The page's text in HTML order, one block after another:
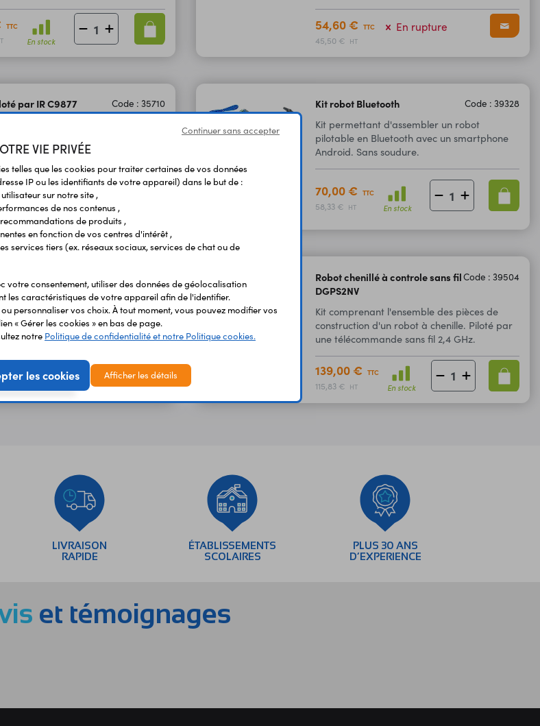
TTC
En stock
54,60 € TTC
45,50 € HT
En rupture
par IR C9877 Code : 35710
Uno se pilotant via une
IR.
TTC
En stock
Kit robot Bluetooth Code : 39328
Kit permettant d'assembler un robot
pilotable en Bluetooth avec un smartphone
Android. Sans soudure.
70,00 € TTC
58,33 € HT En stock
Contest.
€ TTC
En stock
NEW
Robot chenillé à controle sans fil
DGPS2NV
Code : 39504
Kit comprenant l'ensemble des pièces de
construction d'un robot à chenille. Piloté par
une télécommande sans fil 2,4 GHz.
139,00 € TTC
115,83 € HT En stock
LIVRAISON
RAPIDE
ÉTABLISSEMENTS
SCOLAIRES
PLUS 30 ANS
D’EXPERIENCE
et témoignages
Continuer sans accepter
VIE PRIVÉE
telles que les cookies pour traiter certaines de vos données
IP ou les identifiants de votre appareil) dans le but de :
sur notre site ,
de nos contenus ,
de produits ,
en fonction de vos centres d'intérêt ,
services tiers (ex. réseaux sociaux, services de chat ou de
votre consentement, utiliser des données de géolocalisation
les caractéristiques de votre appareil afin de l'identifier.
personnaliser vos choix. À tout moment, vous pouvez modifier vos
« Gérer les cookies » en bas de page.
notre Politique de confidentialité et notre Politique cookies.
les cookies Afficher les détails